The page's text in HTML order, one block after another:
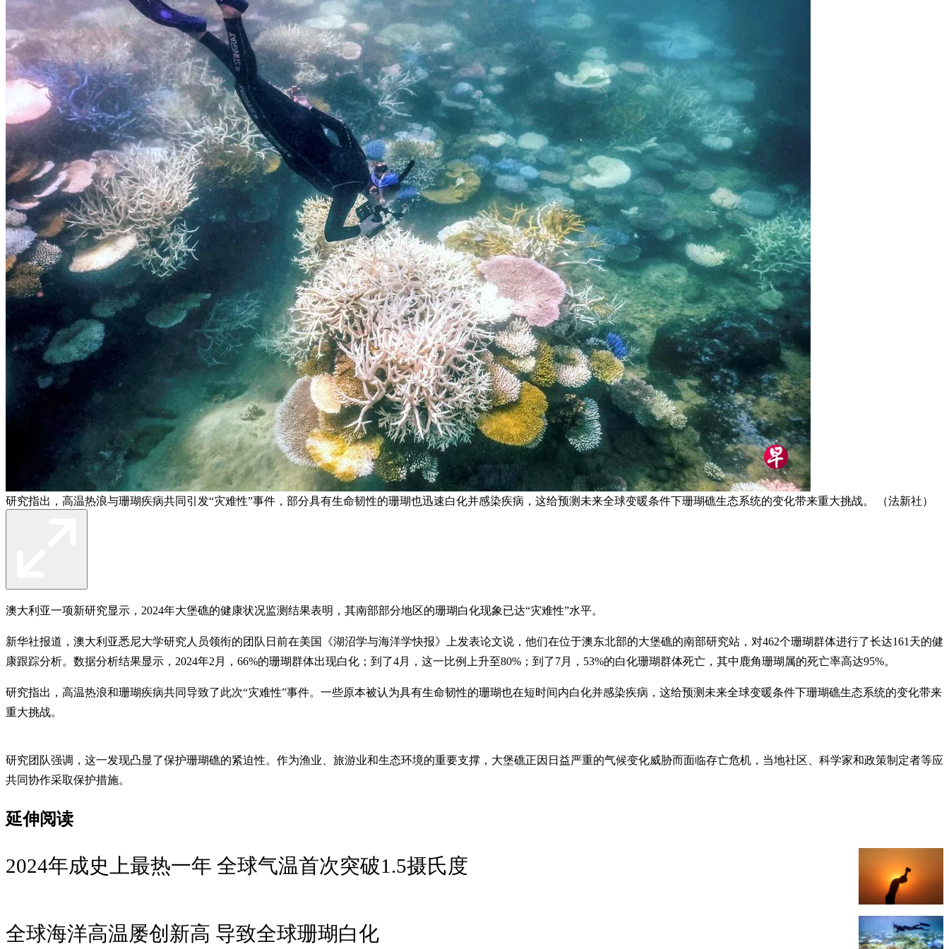
研究指出，高温热浪与珊瑚疾病共同引发“灾难性”事件，部分具有生命韧性的珊瑚也迅速白化并感染疾病，这给预测未来全球变暖条件下珊瑚礁生态系统的变化带来重大挑战。 （法新社）
澳大利亚一项新研究显示，2024年大堡礁的健康状况监测结果表明，其南部部分地区的珊瑚白化现象已达“灾难性”水平。
新华社报道，澳大利亚悉尼大学研究人员领衔的团队日前在美国《湖沼学与海洋学快报》上发表论文说，他们在位于澳东北部的大堡礁的南部研究站，对462个珊瑚群体进行了长达161天的健
康跟踪分析。数据分析结果显示，2024年2月，66%的珊瑚群体出现白化；到了4月，这一比例上升至80%；到了7月，53%的白化珊瑚群体死亡，其中鹿角珊瑚属的死亡率高达95%。
研究指出，高温热浪和珊瑚疾病共同导致了此次“灾难性”事件。一些原本被认为具有生命韧性的珊瑚也在短时间内白化并感染疾病，这给预测未来全球变暖条件下珊瑚礁生态系统的变化带来
重大挑战。
研究团队强调，这一发现凸显了保护珊瑚礁的紧迫性。作为渔业、旅游业和生态环境的重要支撑，大堡礁正因日益严重的气候变化威胁而面临存亡危机，当地社区、科学家和政策制定者等应
共同协作采取保护措施。
延伸阅读
2024年成史上最热一年 全球气温首次突破1.5摄氏度
全球海洋高温屡创新高 导致全球珊瑚白化